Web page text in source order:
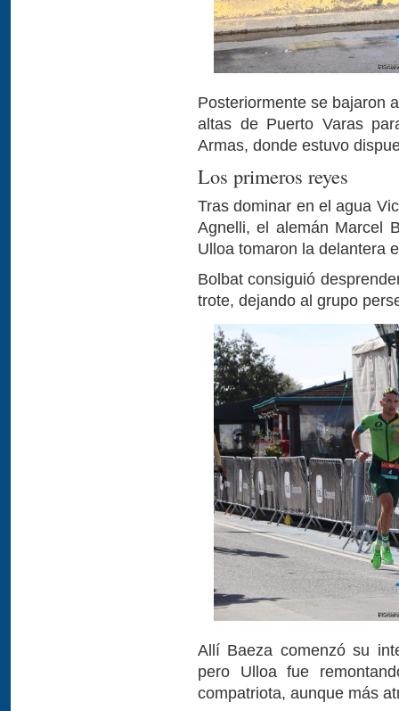
Posteriormente se bajaron
altas de Puerto Varas
Armas, donde estuvo
Los primeros reyes
Tras dominar en el agua
Agnelli, el alemán Marcel
Ulloa tomaron la delantera
Bolbat consiguió
trote, dejando al grupo
Allí Baeza comenzó su
pero Ulloa fue
compatriota, aunque más